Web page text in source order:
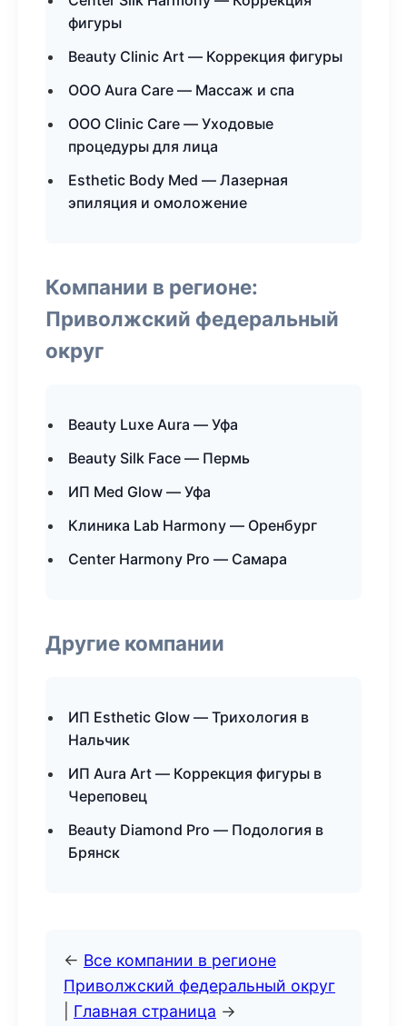
фигуры
Beauty Clinic Art — Коррекция фигуры
ООО Aura Care — Массаж и спа
ООО Clinic Care — Уходовые
процедуры для лица
Esthetic Body Med — Лазерная
эпиляция и омоложение
Компании в регионе:
Приволжский федеральный
округ
Beauty Luxe Aura — Уфа
Beauty Silk Face — Пермь
ИП Med Glow — Уфа
Клиника Lab Harmony — Оренбург
Center Harmony Pro — Самара
Другие компании
ИП Esthetic Glow — Трихология в
Нальчик
ИП Aura Art — Коррекция фигуры в
Череповец
Beauty Diamond Pro — Подология в
Брянск
← Все компании в регионе
Приволжский федеральный округ
Главная страница →